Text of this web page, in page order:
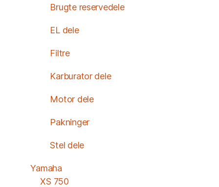
Brugte reservedele
EL dele
Filtre
Karburator dele
Motor dele
Pakninger
Stel dele
Yamaha
XS 750